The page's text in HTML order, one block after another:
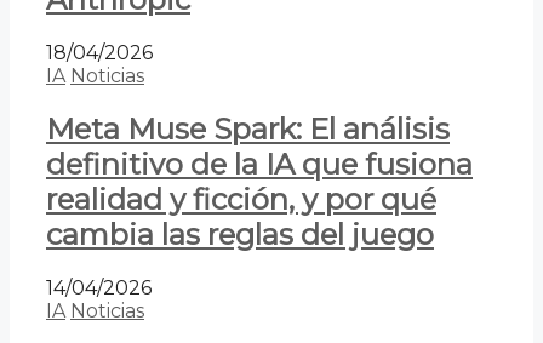
18/04/2026
IA Noticias
Meta Muse Spark: El análisis
definitivo de la IA que fusiona
realidad y ficción, y por qué
cambia las reglas del juego
14/04/2026
IA Noticias